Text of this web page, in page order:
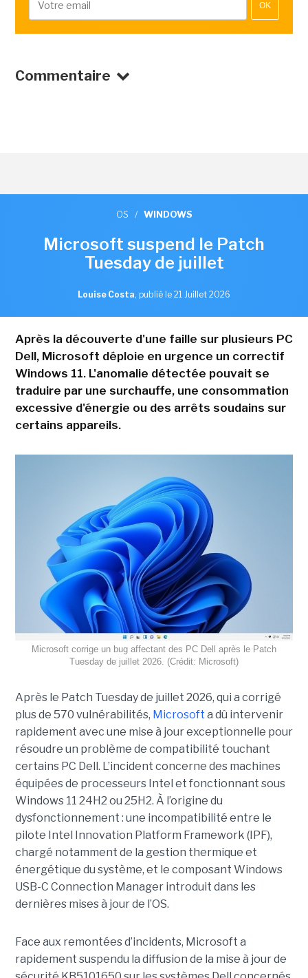
OK
Commentaire
OS / WINDOWS
Microsoft suspend le Patch
Tuesday de juillet
Louise Costa, publié le 21 Juillet 2026
Après la découverte d'une faille sur plusieurs PC
Dell, Microsoft déploie en urgence un correctif
Windows 11. L'anomalie détectée pouvait se
traduire par une surchauffe, une consommation
excessive d'énergie ou des arrêts soudains sur
certains appareils.
Microsoft corrige un bug affectant des PC Dell après le Patch
Tuesday de juillet 2026. (Crédit: Microsoft)
Après le Patch Tuesday de juillet 2026, qui a corrigé
plus de 570 vulnérabilités, Microsoft a dû intervenir
rapidement avec une mise à jour exceptionnelle pour
résoudre un problème de compatibilité touchant
certains PC Dell. L’incident concerne des machines
équipées de processeurs Intel et fonctionnant sous
Windows 11 24H2 ou 25H2. À l’origine du
dysfonctionnement : une incompatibilité entre le
pilote Intel Innovation Platform Framework (IPF),
chargé notamment de la gestion thermique et
énergétique du système, et le composant Windows
USB-C Connection Manager introduit dans les
dernières mises à jour de l’OS.
Face aux remontées d’incidents, Microsoft a
rapidement suspendu la diffusion de la mise à jour de